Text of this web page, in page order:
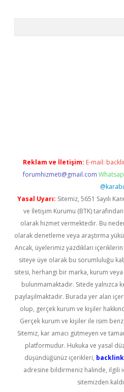
Reklam ve İletişim: E-mail:
forumhizmeti@gmail.com
Yasal Uyarı: Sitemiz, 5651 Sayılı
ve İletişim Kurumu (BTK)
olarak hizmet vermektedir. Bu
olarak denetleme veya araştırma
Ancak, üyelerimiz yazdıkları
siteye üye olarak bu sorumluluğu
sitesi, herhangi bir marka, kurum veya
bulunmamaktadır. Sitede yalnızca
paylaşılmaktadır. Burada yer alan
olup, gerçek kurum ve kişiler
Gerçek kurum ve kişiler ile isim
Sitemiz, kar amacı gütmeyen ve
platformudur. Hukuka ve yasal
düşündüğünüz içerikleri,
adresine bildirmeniz halinde, ilgili
sitemizden